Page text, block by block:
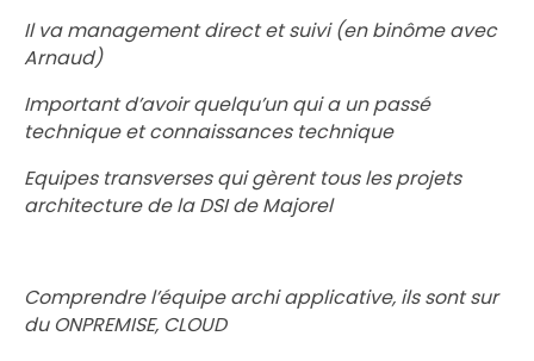
Il va management direct et suivi (en binôme avec
Arnaud)
Important d’avoir quelqu’un qui a un passé
technique et connaissances technique
Equipes transverses qui gèrent tous les projets
architecture de la DSI de Majorel
Comprendre l’équipe archi applicative, ils sont sur
du ONPREMISE, CLOUD